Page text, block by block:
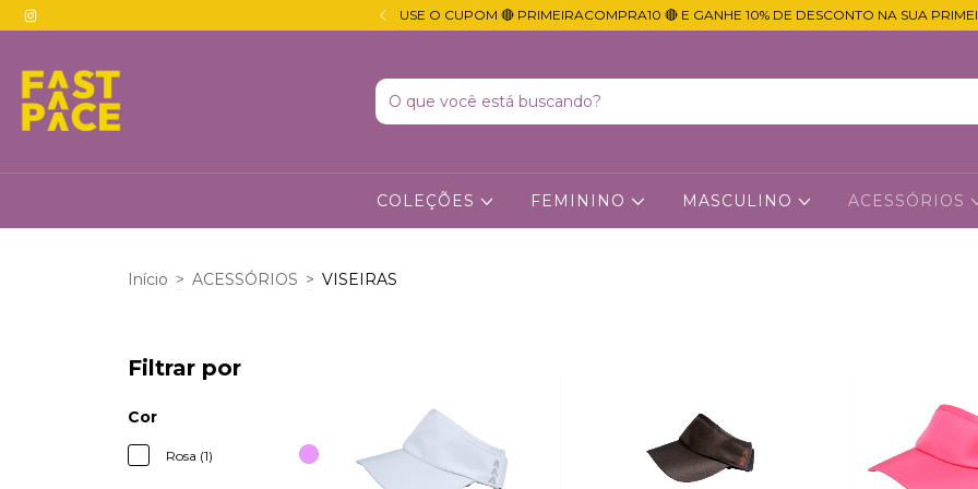
· DESCONTO DE 5% NO PIX 🔵 USE O CUPOM 🔴 PRIMEIRACOMPRA10 🔴 E GANHE 10% DE DESCONTO NA SUA
COLEÇÕES FEMININO MASCULINO ACESSÓRIOS
Início > ACESSÓRIOS > VISEIRAS
Filtrar por
Cor
Rosa (1)